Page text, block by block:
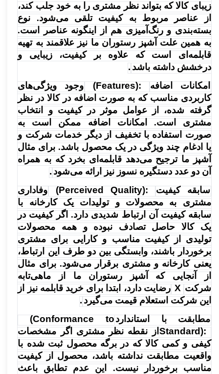
زیبای کالا که بتواند نظر مشتری را به خود جلب کند،
از عناصر مربوط به کیفیت تلقی می‌شود. نوع
بسته‌بندی و رنگ‌آمیزی هم از اینگونه عناصر است.
به همین علت آشپز رستوران ما نیز علاقمند به تهیه
قابلمه‌ای است که علاوه بر کیفیت، زیبایی و
درخشش داشته باشد .
امکانات اضافه
(Features):
وجود ویژگی‌های
کاربردی مناسب که به صورت اضافه در کالا در نظر
گرفته شده، از عوامل موثر در کیفیت و انتخاب
مشتری است. امکانات اضافه ممکن است به
صورت استفاده با تخفیف از دیگر خدمات شرکت و
یا ادغام چند ویژگی در یک محصول باشد. برای مثال
آشپز ما ترجیح می‌دهد قابلمه‌ای بخرد که به همراه
آن دو عدد دستگیره نسوز نیز ارائه می‌شود .
سابقه کیفیت
(Perceived Quality):
وفاداری
مشتری به محصولات و تولیدات یک کارخانه با
سابقه کیفیت آن ارتباط شدیدی دارد. اگر کیفیت در
یک کالا حاصل تصادف نبوده و همه محصولات
تولیدی از کیفیت مناسب و کارایی برای مشتری
برخوردار باشند، وابستگی بین دو طرف این ارتباط،
یعنی کارخانه و مشتری برقرار می‌شود. برای مثال
از آنجایی که آشپز رستوران ما از ماهی‌تابه
شرکت X رضایت دارد، ابتدا برای خرید قابلمه نیز از
این شرکت استعلام قیمت می‌گیرد .
مطابقت با استاندارد(Conformance to
Standard): از نقطه نظر مشتری اگر مشخصات
کیفی و کمی کالا که در برگه محصول ثبت شده با
واقعیت مطابقت نداشته باشد، محصول از کیفیت
مناسب برخوردار نیست. این عدم تطابق باعث